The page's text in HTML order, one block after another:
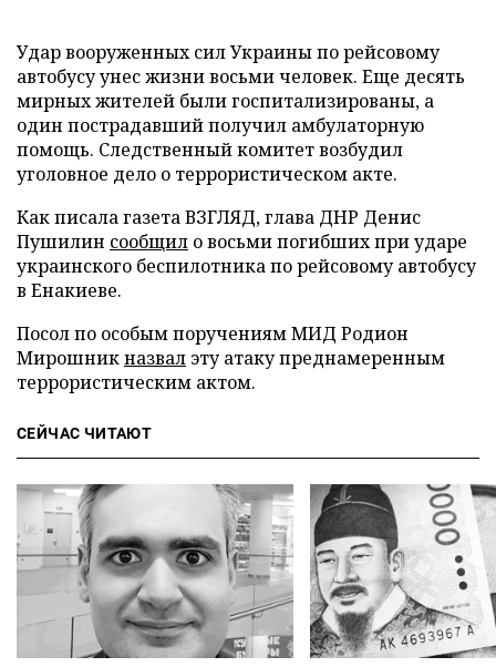
Удар вооруженных сил Украины по рейсовому
автобусу унес жизни восьми человек. Еще десять
мирных жителей были госпитализированы, а
один пострадавший получил амбулаторную
помощь. Следственный комитет возбудил
уголовное дело о террористическом акте.
Как писала газета ВЗГЛЯД, глава ДНР Денис
Пушилин сообщил о восьми погибших при ударе
украинского беспилотника по рейсовому автобусу
в Енакиеве.
Посол по особым поручениям МИД Родион
Мирошникназвал эту атаку преднамеренным
террористическим актом.
СЕЙЧАС ЧИТАЮТ